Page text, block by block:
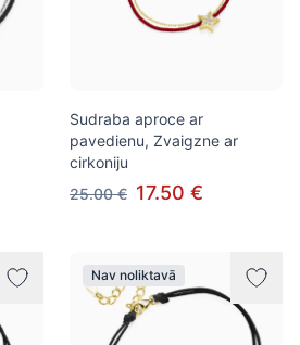
Sudraba aproce ar
pavedienu, Zvaigzne ar
cirkoniju
25.00 € 17.50 €
Nav noliktavā